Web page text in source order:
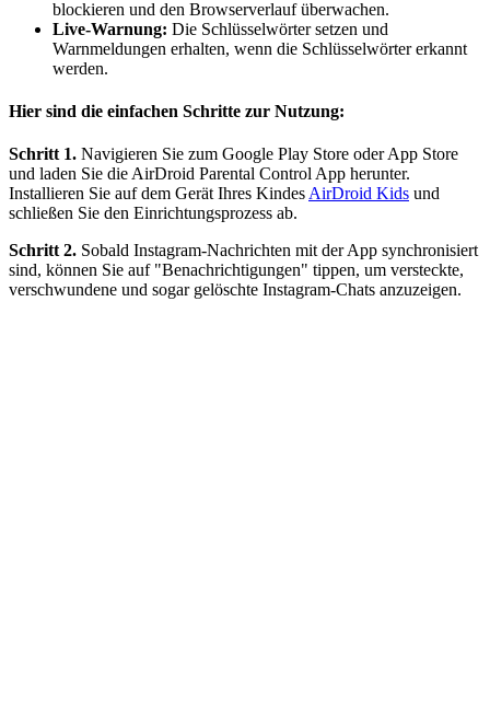
blockieren und den Browserverlauf überwachen.
Live-Warnung: Die Schlüsselwörter setzen und
Warnmeldungen erhalten, wenn die Schlüsselwörter erkannt
werden.
Hier sind die einfachen Schritte zur Nutzung:
Schritt 1. Navigieren Sie zum Google Play Store oder App Store
und laden Sie die AirDroid Parental Control App herunter.
Installieren Sie auf dem Gerät Ihres Kindes AirDroid Kids und
schließen Sie den Einrichtungsprozess ab.
Schritt 2. Sobald Instagram-Nachrichten mit der App synchronisiert
sind, können Sie auf "Benachrichtigungen" tippen, um versteckte,
verschwundene und sogar gelöschte Instagram-Chats anzuzeigen.